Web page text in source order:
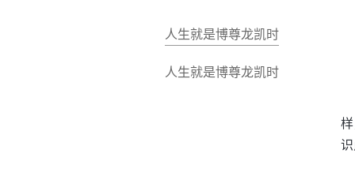
人生就是博尊龙凯时
人生就是博尊龙凯时